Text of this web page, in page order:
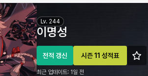
필 정보
이명성
Lv. 244
전적 갱신 시즌 11 성적표
최근 업데이트: 1일 전